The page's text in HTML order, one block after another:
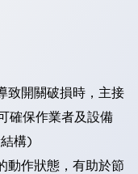
致開關破損時，主接
確保作業者及設備
構)
動作狀態，有助於節